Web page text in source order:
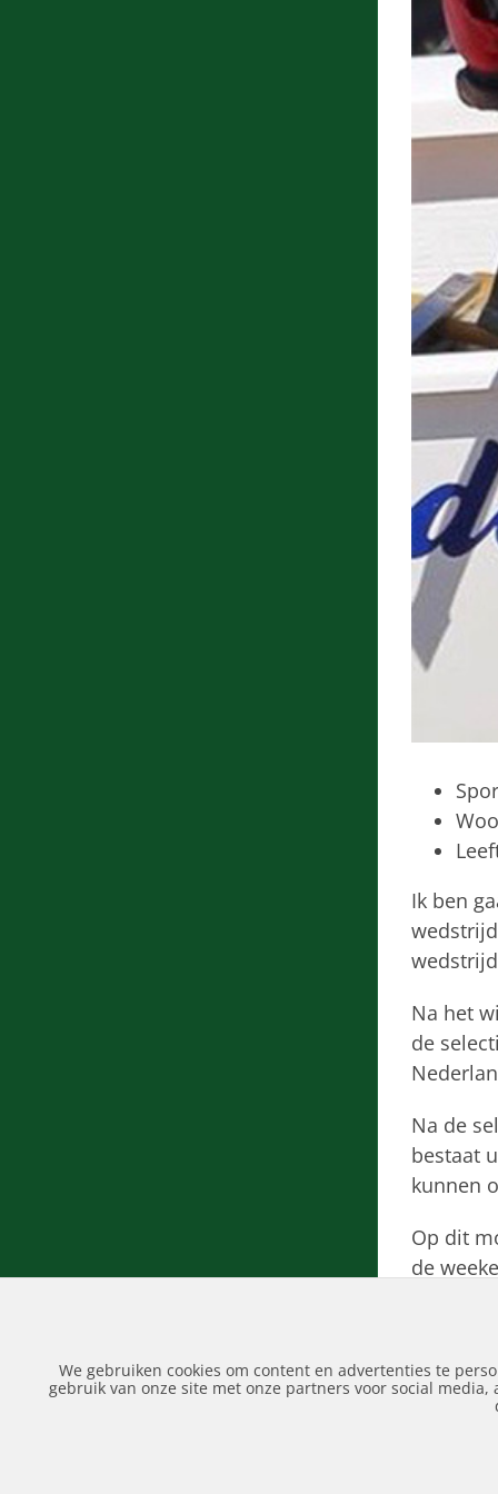
Ik ben
Na het
de
Na de
bestaat
kunnen
Op dit
de
donderdag
We gebruiken cookies om content en advertenties te
gebruik van onze site met onze partners voor social